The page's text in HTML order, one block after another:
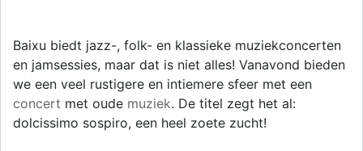
Baixu biedt jazz-, folk- en klassieke muziekconcerten
en jamsessies, maar dat is niet alles! Vanavond bieden
we een veel rustigere en intiemere sfeer met een
concert met oude muziek. De titel zegt het al:
dolcissimo sospiro, een heel zoete zucht!